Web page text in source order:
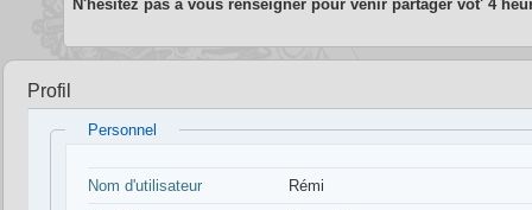
N'hésitez pas à vous renseigner pour venir partager vot' 4
Profil
Personnel
Nom d'utilisateur
Rémi